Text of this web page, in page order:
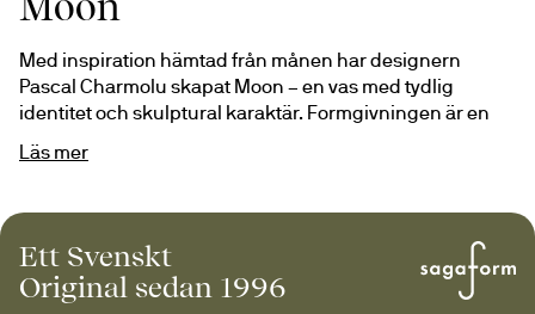
Med inspiration hämtad från månen har designern
Pascal Charmolu skapat Moon – en vas med tydlig
identitet och skulptural karaktär. Formgivningen är en
möter strama linjer i perfekt balans. Vasen är tillverkad i
vilket ger den ett levande uttryck även utan blommor.
Moon är mer än en vas, ett designobjekt som tar plats
och skapar stämning. Ensam är den stark, men med en
Läs mer
Ett Svenskt
Original sedan 1996